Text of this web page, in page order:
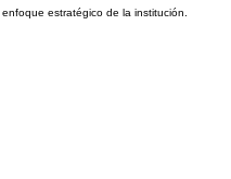
estratégico de la institución.